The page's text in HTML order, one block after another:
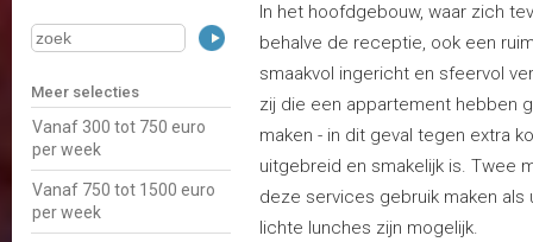
Meer selecties
Vanaf 300 tot 750 euro
per week
Vanaf 750 tot 1500 euro
per week
In het hoofdgebouw, waar zich
behalve de receptie, ook een
smaakvol ingericht en sfeervol
zij die een appartement hebben
maken - in dit geval tegen extra
uitgebreid en smakelijk is. Twee
deze services gebruik maken als
lichte lunches zijn mogelijk.